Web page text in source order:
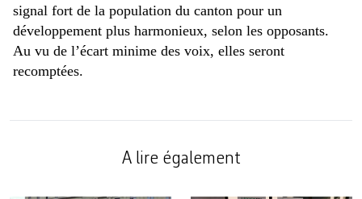
signal fort de la population du canton pour un
développement plus harmonieux, selon les opposants.
Au vu de l’écart minime des voix, elles seront
recomptées.
A lire également